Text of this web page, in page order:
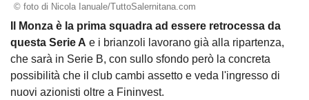
© foto di Nicola Ianuale/TuttoSalernitana.com
Il Monza è la prima squadra ad essere retrocessa da
questa Serie A e i brianzoli lavorano già alla ripartenza,
che sarà in Serie B, con sullo sfondo però la concreta
possibilità che il club cambi assetto e veda l'ingresso di
nuovi azionisti oltre a Fininvest.